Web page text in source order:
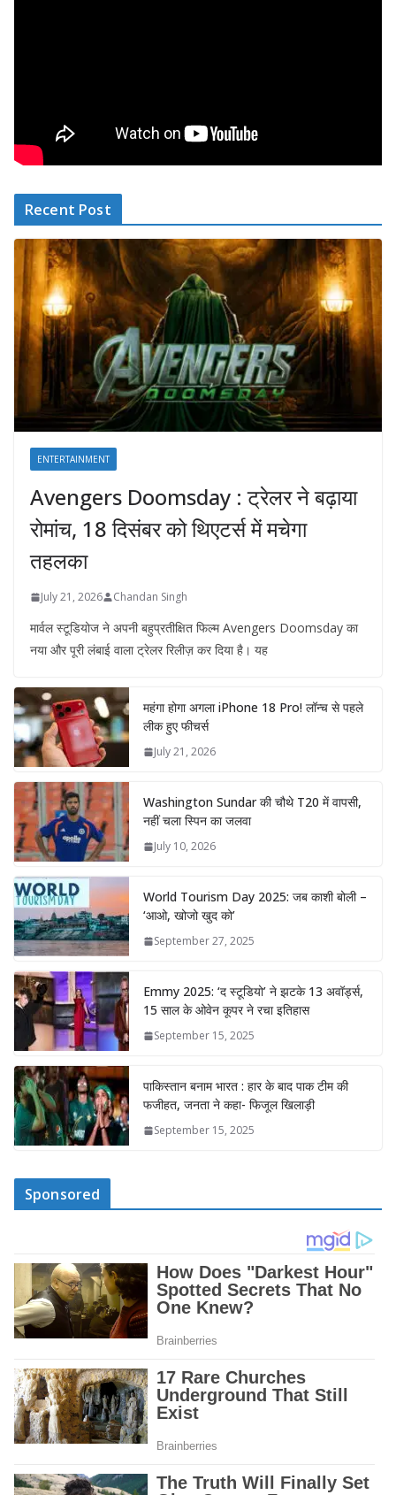
Recent Post
ENTERTAINMENT
Avengers Doomsday : ट्रेलर ने बढ़ाया
रोमांच, 18 दिसंबर को थिएटर्स में मचेगा
तहलका
July 21, 2026 Chandan Singh
मार्वल स्टूडियोज ने अपनी बहुप्रतीक्षित फिल्म Avengers Doomsday का
नया और पूरी लंबाई वाला ट्रेलर रिलीज़ कर दिया है। यह
महंगा होगा अगला iPhone 18 Pro! लॉन्च से पहले
लीक हुए फीचर्स
July 21, 2026
Washington Sundar की चौथे T20 में वापसी,
नहीं चला स्पिन का जलवा
July 10, 2026
World Tourism Day 2025: जब काशी बोली –
‘आओ, खोजो खुद को’
September 27, 2025
Emmy 2025: ‘द स्टूडियो’ ने झटके 13 अवॉर्ड्स,
15 साल के ओवेन कूपर ने रचा इतिहास
September 15, 2025
पाकिस्तान बनाम भारत : हार के बाद पाक टीम की
फजीहत, जनता ने कहा- फिजूल खिलाड़ी
September 15, 2025
Sponsored